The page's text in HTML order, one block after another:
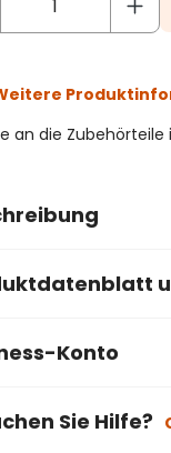
an die
Konto
Sie Hilfe?